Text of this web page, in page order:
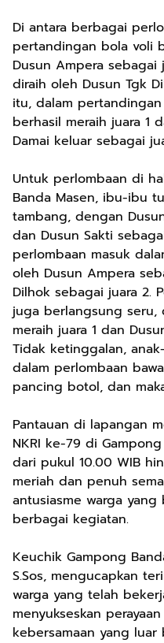
Di antara berbagai
pertandingan bola voli
Dusun Ampera sebagai
diraih oleh Dusun Tgk
itu, dalam
berhasil meraih juara 1
Damai keluar sebagai
Untuk perlombaan di
Banda Masen, ibu-ibu
tambang, dengan
dan Dusun Sakti
perlombaan masuk
oleh Dusun Ampera
Dilhok sebagai juara 2.
juga berlangsung seru,
meraih juara 1 dan
Tidak ketinggalan,
dalam perlombaan
pancing botol, dan
Pantauan di lapangan
NKRI ke-79 di
dari pukul 10.00 WIB
meriah dan penuh
antusiasme warga
berbagai kegiatan.
Keuchik Gampong
S.Sos, mengucapkan
warga yang telah
menyukseskan
kebersamaan yang